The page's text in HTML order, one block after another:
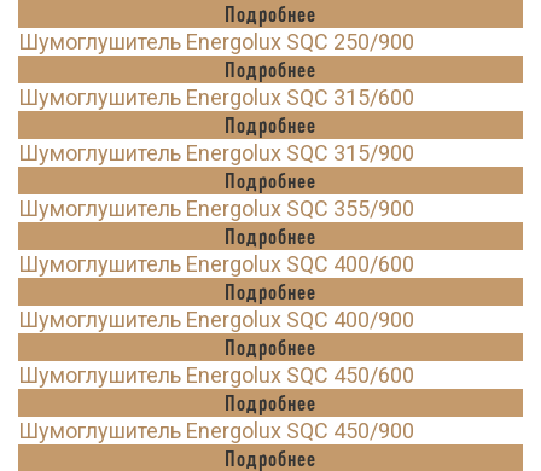
Подробнее
Шумоглушитель Energolux SQC 250/900
Подробнее
Шумоглушитель Energolux SQC 315/600
Подробнее
Шумоглушитель Energolux SQC 315/900
Подробнее
Шумоглушитель Energolux SQC 355/900
Подробнее
Шумоглушитель Energolux SQC 400/600
Подробнее
Шумоглушитель Energolux SQC 400/900
Подробнее
Шумоглушитель Energolux SQC 450/600
Подробнее
Шумоглушитель Energolux SQC 450/900
Подробнее